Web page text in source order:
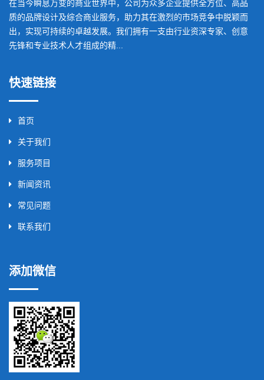
在当今瞬息万变的商业世界中，公司为众多企业提供全方位、高品
质的品牌设计及综合商业服务，助力其在激烈的市场竞争中脱颖而
出，实现可持续的卓越发展。我们拥有一支由行业资深专家、创意
先锋和专业技术人才组成的精...
快速链接
首页
关于我们
服务项目
新闻资讯
常见问题
联系我们
添加微信